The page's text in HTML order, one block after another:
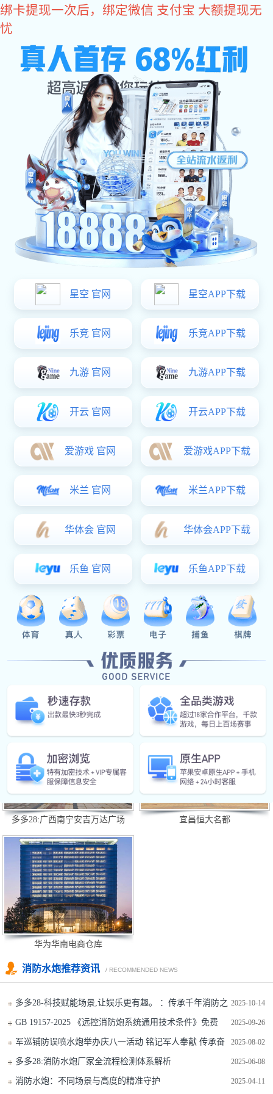
多多28
万达、恒大、京东、中国中铁等500强企业品牌
合作商
消防水炮 自动消防炮
消防水炮安装图 智能消防炮
消防水炮报价 固定消防炮
成功案例 关于狗子28
当前位置： 多多28 > 消防水炮分类 > 固定消防炮 > 防爆消防水炮
防爆消防水炮 防爆电控炮
防爆炮 多多28:PSKD50/Ex防爆消防水炮
PSKD40/Ex防爆消防水炮 多多28:PSKD30/Ex防爆消防水炮
多多28:广西南宁安吉万达广场 宜昌恒大名都
华为华南电商仓库
消防水炮推荐资讯 / RECOMMENDED NEWS
2025-10-14
多多28-科技赋能场景,让娱乐更有趣。 ：传承千年消防之
魂，铸就现代智慧灭火典范 2025-09-26
GB 19157-2025 《远控消防炮系统通用技术条件》免费
2025-08-02
军巡铺防误喷水炮举办庆八一活动 铭记军人奉献 传承奋
斗精神​ 2025-06-08
多多28:消防水炮厂家全流程检测体系解析
2025-04-11
消防水炮：不同场景与高度的精准守护​